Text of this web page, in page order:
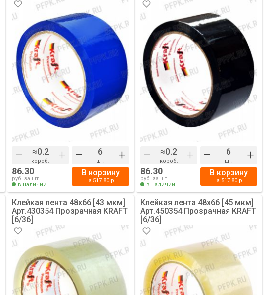
– короб. + – шт. +
86.30
руб. за шт.
в наличии
В корзину
на 517.80 р.
– короб. + – шт. +
86.30
руб. за шт.
в наличии
В корзину
на 517.80 р.
Клейкая лента 48х66 [43 мкм]
Арт.430354 Прозрачная KRAFT
[6/36]
Клейкая лента 48х66 [45 мкм]
Арт.450354 Прозрачная KRAFT
[6/36]